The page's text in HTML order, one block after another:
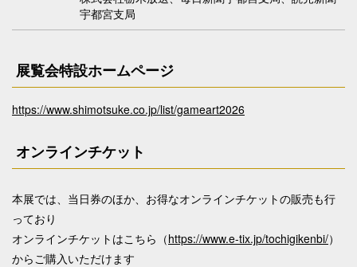
宇都宮支局
展覧会特設ホームページ
https://www.shimotsuke.co.jp/list/gameart2026
オンラインチケット
本展では、当日券のほか、お得なオンラインチケットの販売も行
っており
オンラインチケットはこちら（https://www.e-tix.jp/tochigikenbi/）
からご購入いただけます